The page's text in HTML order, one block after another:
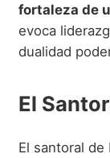
fortaleza de
evoca
dualidad
El
El santoral de